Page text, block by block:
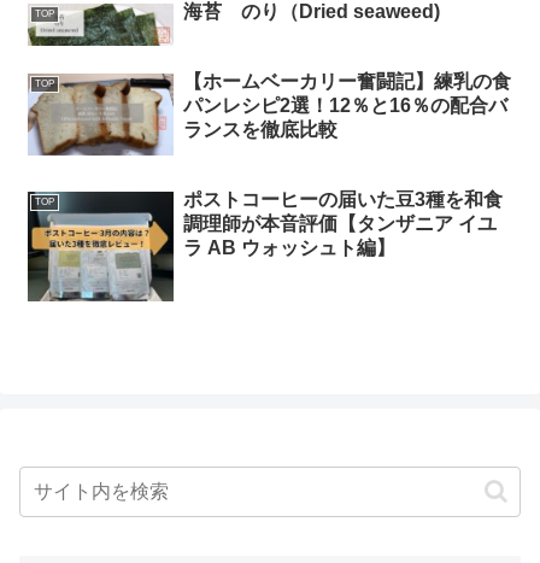
TOP 海苔 のり（Dried seaweed)
TOP
【ホームベーカリー奮闘記】練乳の食
パンレシピ2選！12％と16％の配合バ
ランスを徹底比較
TOP
ポストコーヒーの届いた豆3種を和食
調理師が本音評価【タンザニア イユ
ラ AB ウォッシュト編】